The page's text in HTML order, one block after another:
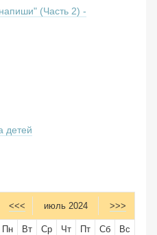
(Часть 2) -
детей
<<< июль 2024 >>>
Пн Вт Ср Чт Пт Сб
Вс